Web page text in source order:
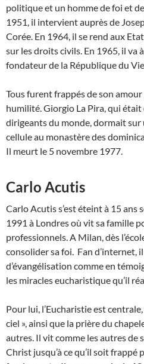
politique et un homme de foi et
1951, il intervient auprès de
Corée. En 1964, il se rend aux
sur les droits civils. En 1965, il va
fondateur de la République du
Tous furent frappés de son
humilité. Giorgio La Pira, qui était
dirigeants du monde, dormait sur
cellule au monastère des
Il meurt le 5 novembre 1977.
Carlo Acutis
Carlo Acutis s’est éteint à 15 ans
1991 à Londres où vit sa famille
professionnels. A Milan, dès
consolider sa foi. Fan d’internet,
d’évangélisation comme en
les miracles eucharistique qu’il
Pour lui, l’Eucharistie est
ciel », ainsi que la prière du
autres. Il vit comme les autres de
Christ jusqu’à ce qu’il soit frappé